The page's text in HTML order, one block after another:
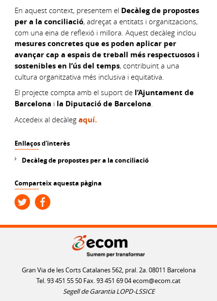
En aquest context, presentem el Decàleg de propostes
per a la conciliació, adreçat a entitats i organitzacions,
com una eina de reflexió i millora. Aquest decàleg inclou
mesures concretes que es poden aplicar per
avançar cap a espais de treball més respectuosos i
sostenibles en l’ús del temps, contribuint a una
cultura organitzativa més inclusiva i equitativa.
El projecte compta amb el suport de l’Ajuntament de
Barcelona i la Diputació de Barcelona
Accedeix al decàleg aquí.
Enllaços d'interès
Decàleg de propostes per a la conciliació
Comparteix aquesta pàgina
Gran Via de les Corts Catalanes 562, pral. 2a. 08011 Barcelona
Tel. 93 451 55 50 Fax. 93 451 69 04ecom@ecom.cat
Segell de Garantia LOPD-LSSICE